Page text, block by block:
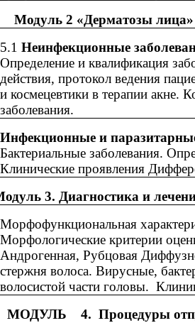
2 «Дерматозы лица»
5.1Неинфекционные
Определение и квалификация
действия, протокол ведения
и космецевтики в терапии акне.
заболевания.
Инфекционные и
Бактериальные заболевания.
Клинические проявления
3. Диагностика и лечение
Морфофункциональная
Морфологические критерии
Андрогенная, Рубцовая
стержня волоса. Вирусные,
волосистой части головы.
МОДУЛЬ 4. Процедуры